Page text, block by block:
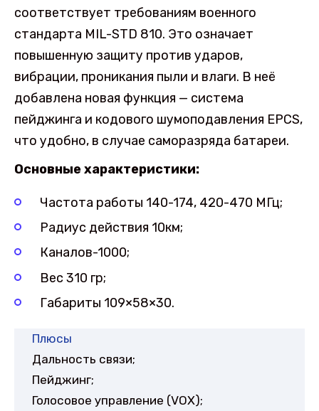
соответствует требованиям военного
стандарта MIL-STD 810. Это означает
повышенную защиту против ударов,
вибрации, проникания пыли и влаги. В неё
добавлена новая функция — система
пейджинга и кодового шумоподавления EPCS,
что удобно, в случае саморазряда батареи.
Основные характеристики:
Частота работы 140-174, 420-470 МГц;
Радиус действия 10км;
Каналов-1000;
Вес 310 гр;
Габариты 109×58×30.
Плюсы
Дальность связи;
Пейджинг;
Голосовое управление (VOX);